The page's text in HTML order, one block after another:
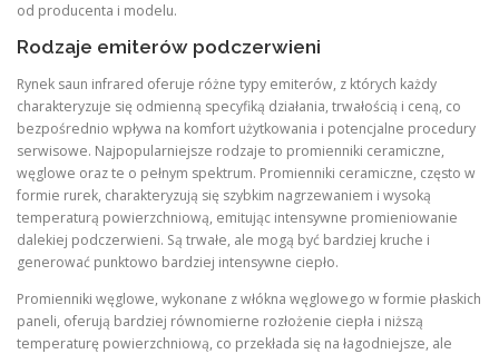
od producenta i modelu.
Rodzaje emiterów podczerwieni
Rynek saun infrared oferuje różne typy emiterów, z których każdy
charakteryzuje się odmienną specyfiką działania, trwałością i ceną, co
bezpośrednio wpływa na komfort użytkowania i potencjalne procedury
serwisowe. Najpopularniejsze rodzaje to promienniki ceramiczne,
węglowe oraz te o pełnym spektrum. Promienniki ceramiczne, często w
formie rurek, charakteryzują się szybkim nagrzewaniem i wysoką
temperaturą powierzchniową, emitując intensywne promieniowanie
dalekiej podczerwieni. Są trwałe, ale mogą być bardziej kruche i
generować punktowo bardziej intensywne ciepło.
Promienniki węglowe, wykonane z włókna węglowego w formie płaskich
paneli, oferują bardziej równomierne rozłożenie ciepła i niższą
temperaturę powierzchniową, co przekłada się na łagodniejsze, ale